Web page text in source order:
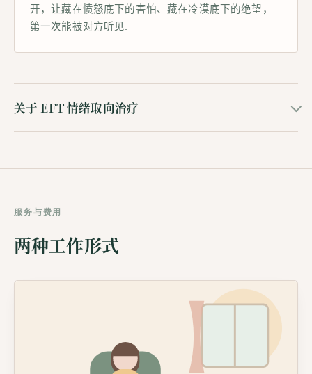
开，让藏在愤怒底下的害怕、藏在冷漠底下的绝望，
第一次能被对方听见.
关于 EFT 情绪取向治疗
服务与费用
两种工作形式